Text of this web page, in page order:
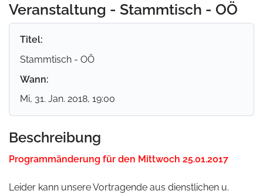
Veranstaltung - Stammtisch - OÖ
Titel:
Stammtisch - OÖ
Wann:
Mi, 31. Jan. 2018, 19:00
Beschreibung
Programmänderung für den Mittwoch 25.01.2017
Leider kann unsere Vortragende aus dienstlichen u.